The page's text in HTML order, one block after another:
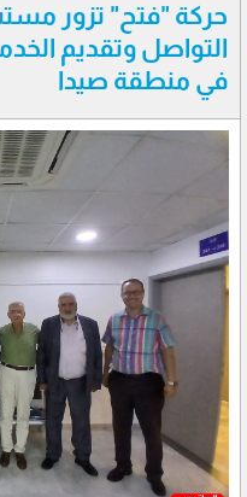
حركة "فتح" تزور
التواصل وتقديم
في منطقة صيدا